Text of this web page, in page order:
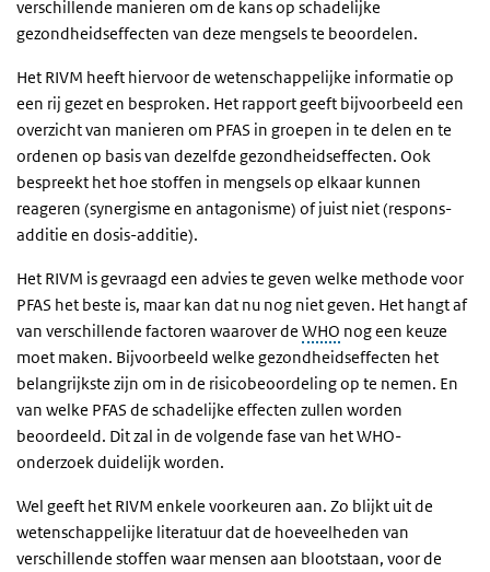
verschillende manieren om de kans op schadelijke
gezondheidseffecten van deze mengsels te beoordelen.
Het RIVM heeft hiervoor de wetenschappelijke informatie op
een rij gezet en besproken. Het rapport geeft bijvoorbeeld een
overzicht van manieren om PFAS in groepen in te delen en te
ordenen op basis van dezelfde gezondheidseffecten. Ook
bespreekt het hoe stoffen in mengsels op elkaar kunnen
reageren (synergisme en antagonisme) of juist niet (respons-
additie en dosis-additie).
Het RIVM is gevraagd een advies te geven welke methode voor
PFAS het beste is, maar kan dat nu nog niet geven. Het hangt af
van verschillende factoren waarover de WHO nog een keuze
moet maken. Bijvoorbeeld welke gezondheidseffecten het
belangrijkste zijn om in de risicobeoordeling op te nemen. En
van welke PFAS de schadelijke effecten zullen worden
beoordeeld. Dit zal in de volgende fase van het WHO-
onderzoek duidelijk worden.
Wel geeft het RIVM enkele voorkeuren aan. Zo blijkt uit de
wetenschappelijke literatuur dat de hoeveelheden van
verschillende stoffen waar mensen aan blootstaan, voor de